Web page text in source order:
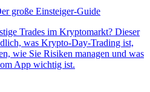
große Einsteiger-Guide
Trades im Kryptomarkt? Dieser
was Krypto-Day-Trading ist,
wie Sie Risiken managen und was
App wichtig ist.